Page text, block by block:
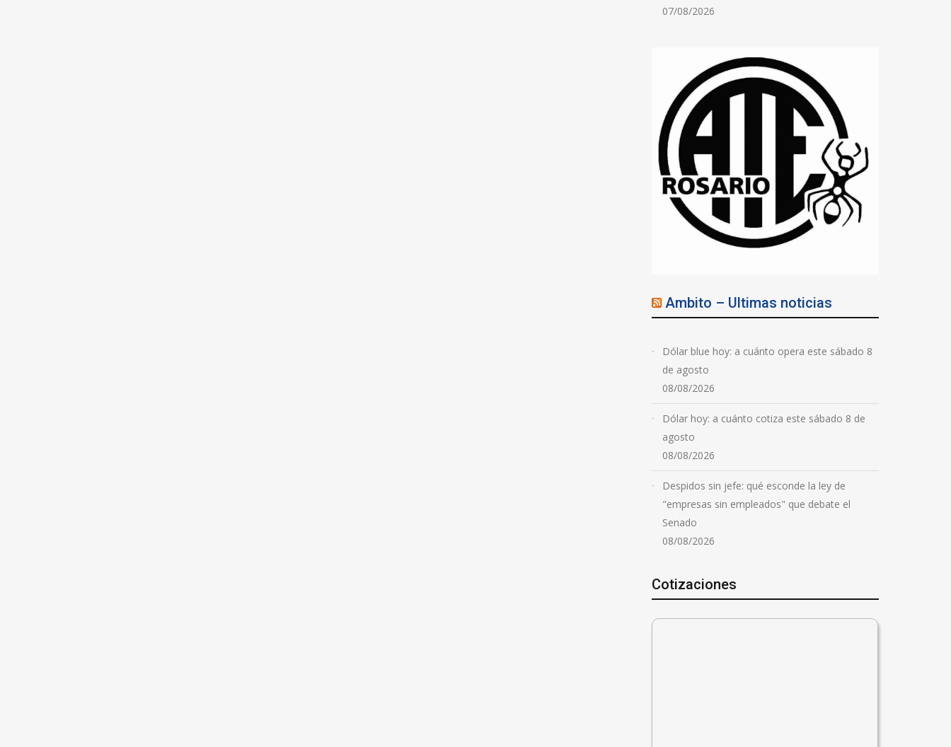
07/08/2026
Ambito – Ultimas noticias
Dólar blue hoy: a cuánto opera este sábado 8
de agosto
08/08/2026
Dólar hoy: a cuánto cotiza este sábado 8 de
agosto
08/08/2026
Despidos sin jefe: qué esconde la ley de
"empresas sin empleados" que debate el
Senado
08/08/2026
Cotizaciones